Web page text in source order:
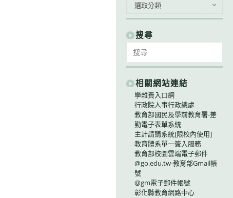
類
別
選取分類
搜尋
for:
相關網站連結
學雜費入口網
行政院人事行政總處
教育部國民及學前教育署-差
勤電子表單系統
主計請購系統[限校內使用]
教育體系單一簽入服務
教育部校園雲端電子郵件
@go.edu.tw-教育部Gmail帳
號
@gm電子郵件帳號
彰化縣教育網路中心